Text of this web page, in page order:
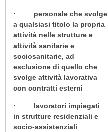
· personale che svolge
a qualsiasi titolo la propria
attività nelle strutture e
attività sanitarie e
sociosanitarie, ad
esclusione di quello che
svolge attività lavorativa
con contratti esterni
· lavoratori impiegati
in strutture residenziali e
socio-assistenziali